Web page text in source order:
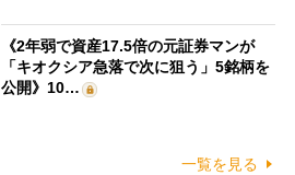
《2年弱で資産17.5倍の元証券マンが
「キオクシア急落で次に狙う」5銘柄を
公開》10…
一覧を見る